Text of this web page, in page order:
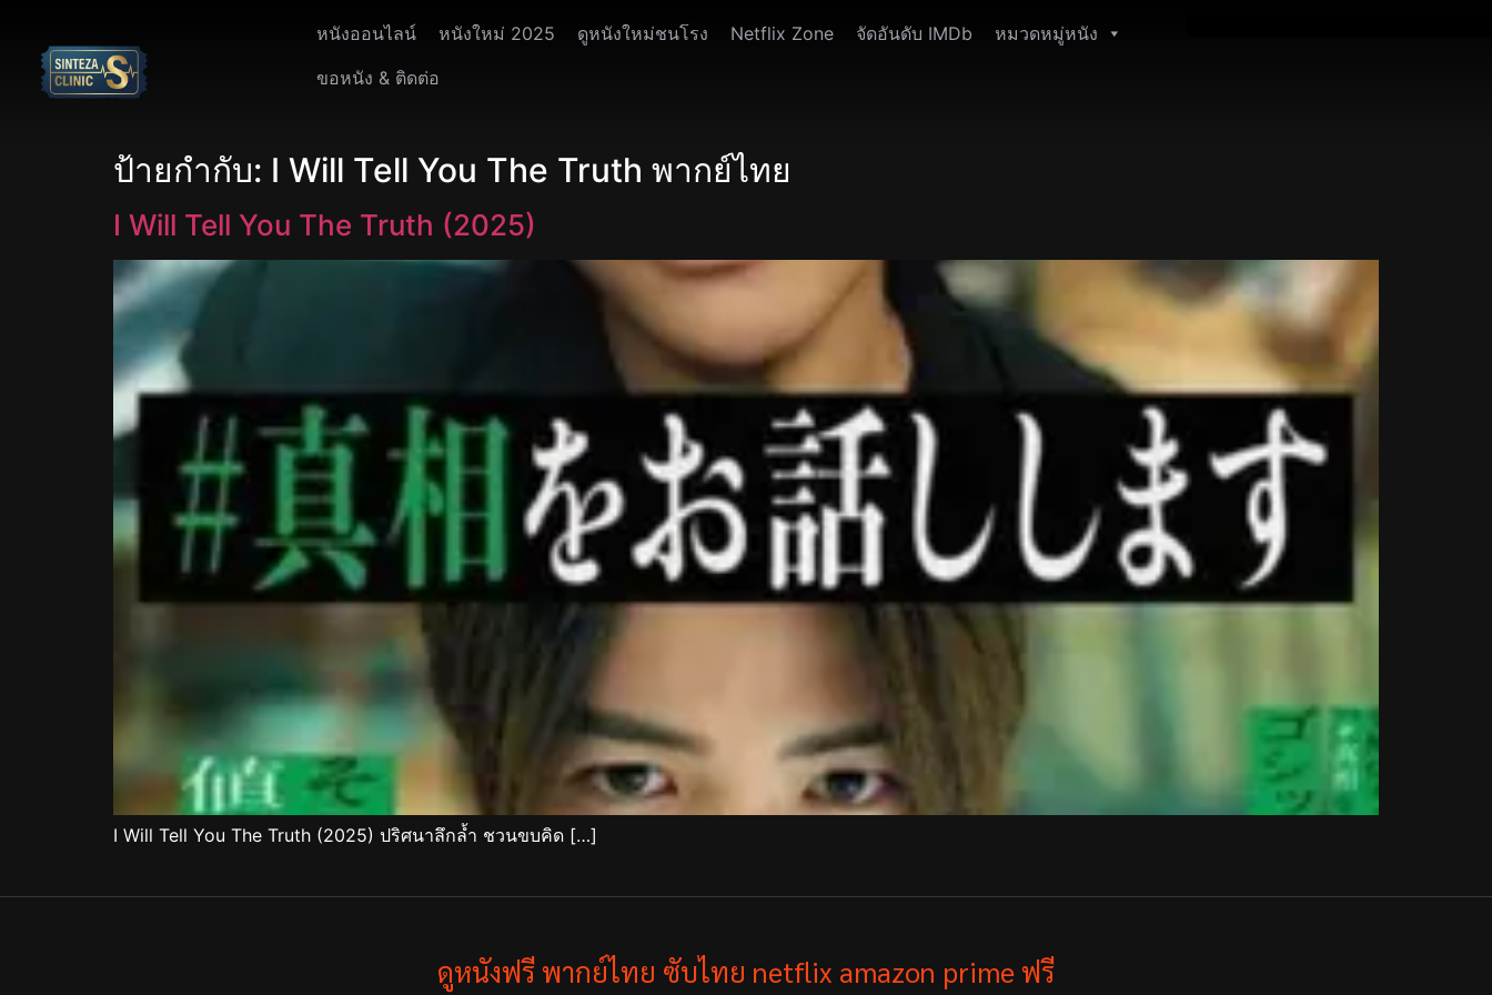
หนังออนไลน์ หนังใหม่ 2025 ดูหนังใหม่ชนโรง Netflix Zone จัดอันดับ IMDb
หมวดหมู่หนัง
ขอหนัง & ติดต่อ
ป้ายกำกับ: I Will Tell You The Truth พากย์ไทย
I Will Tell You The Truth (2025)
I Will Tell You The Truth (2025) ปริศนาลึกล้ำ ชวนขบคิด […]
ดูหนังฟรี พากย์ไทย ซับไทย netflix amazon prime ฟรี